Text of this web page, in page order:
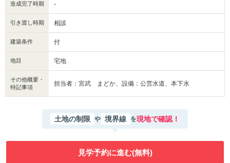
造成完了時期 -
引き渡し時期 相談
建築条件 付
地目 宅地
その他概要・
特記事項
担当者：宮武 まどか、設備：公営水道、本下水
土地の制限 や 境界線 を現地で確認！
見学予約に進む(無料)